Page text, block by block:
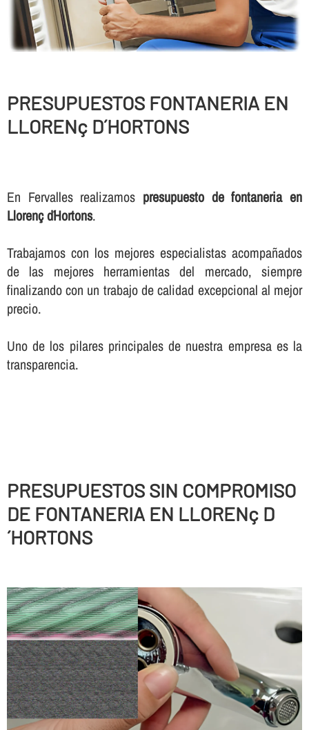
PRESUPUESTOS FONTANERIA EN
LLORENç D´HORTONS
En Fervalles realizamos presupuesto de fontaneria en
Llorenç d´Hortons.
Trabajamos con los mejores especialistas acompañados
de las mejores herramientas del mercado, siempre
finalizando con un trabajo de calidad excepcional al mejor
precio.
Uno de los pilares principales de nuestra empresa es la
transparencia.
PRESUPUESTOS SIN COMPROMISO
DE FONTANERIA EN LLORENç D
´HORTONS